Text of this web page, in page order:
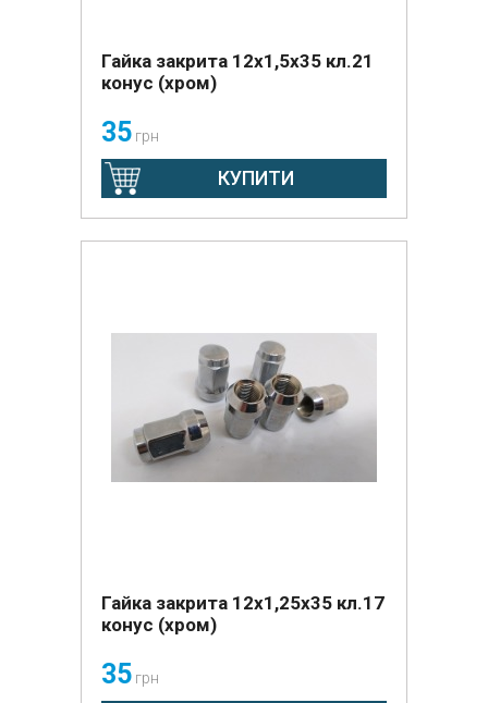
Гайка закрита 12х1,5х35 кл.21
конус (хром)
35 грн
КУПИТИ
Гайка закрита 12х1,25х35 кл.17
конус (хром)
35 грн